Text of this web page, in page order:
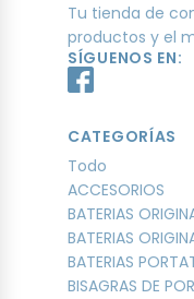
Tu tienda de
productos y el
SÍGUENOS EN:
CATEGORÍAS
Todo
ACCESORIOS
BATERIAS
BATERIAS
BATERIAS
BISAGRAS DE